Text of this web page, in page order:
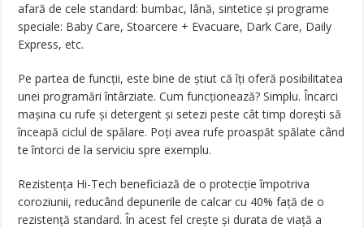
afară de cele standard: bumbac, lână, sintetice și programe
speciale: Baby Care, Stoarcere + Evacuare, Dark Care, Daily
Express, etc.
Pe partea de funcții, este bine de știut că îți oferă posibilitatea
unei programări întârziate. Cum funcționează? Simplu. Încarci
mașina cu rufe și detergent și setezi peste cât timp dorești să
înceapă ciclul de spălare. Poți avea rufe proaspăt spălate când
te întorci de la serviciu spre exemplu.
Rezistența Hi-Tech beneficiază de o protecție împotriva
coroziunii, reducând depunerile de calcar cu 40% față de o
rezistență standard. În acest fel crește și durata de viață a